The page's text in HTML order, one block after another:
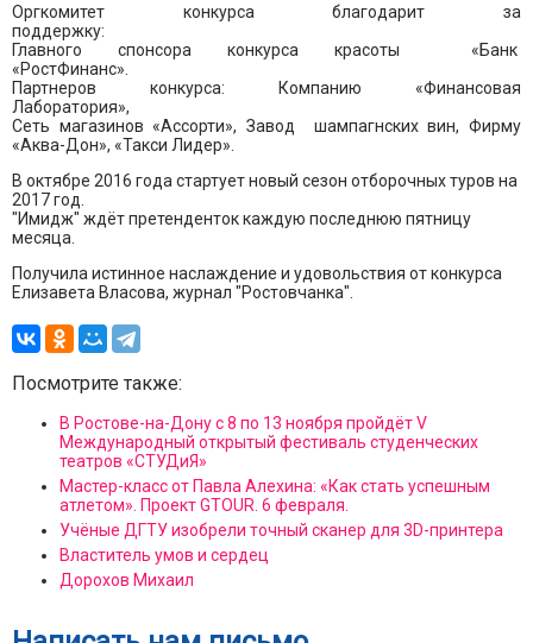
Оргкомитет конкурса благодарит за
поддержку:
Главного спонсора конкурса красоты «Банк
«РостФинанс».
Партнеров конкурса: Компанию «Финансовая
Лаборатория»,
Сеть магазинов «Ассорти», Завод шампагнских вин, Фирму
«Аква-Дон», «Такси Лидер».
В октябре 2016 года стартует новый сезон отборочных туров на
2017 год.
"Имидж" ждёт претенденток каждую последнюю пятницу
месяца.
Получила истинное наслаждение и удовольствия от конкурса
Елизавета Власова, журнал "Ростовчанка".
Посмотрите также:
В Ростове-на-Дону с 8 по 13 ноября пройдёт V
Международный открытый фестиваль студенческих
театров «СТУДиЯ»
Мастер-класс от Павла Алехина: «Как стать успешным
атлетом». Проект GTOUR. 6 февраля.
Учёные ДГТУ изобрели точный сканер для 3D-принтера
Властитель умов и сердец
Дорохов Михаил